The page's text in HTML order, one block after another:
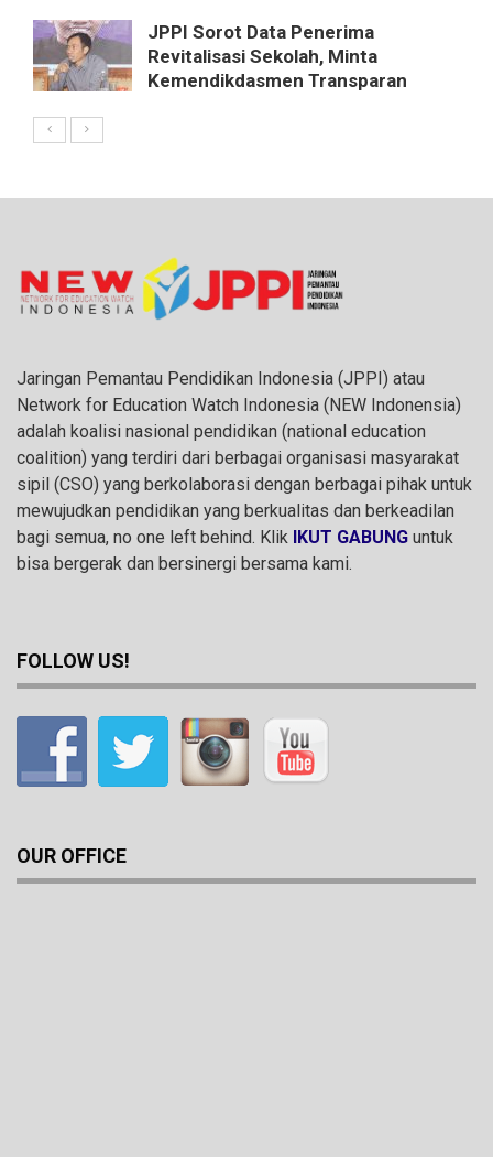
JPPI Sorot Data Penerima
Revitalisasi Sekolah, Minta
Kemendikdasmen Transparan
Jaringan Pemantau Pendidikan Indonesia (JPPI) atau
Network for Education Watch Indonesia (NEW Indonensia)
adalah koalisi nasional pendidikan (national education
coalition) yang terdiri dari berbagai organisasi masyarakat
sipil (CSO) yang berkolaborasi dengan berbagai pihak untuk
mewujudkan pendidikan yang berkualitas dan berkeadilan
bagi semua, no one left behind. Klik IKUT GABUNG untuk
bisa bergerak dan bersinergi bersama kami.
FOLLOW US!
OUR OFFICE